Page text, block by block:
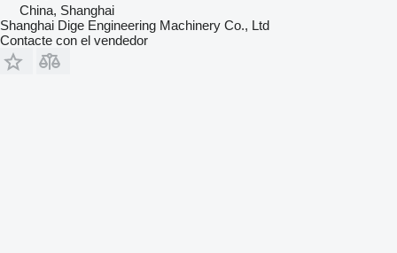
China, Shanghai
Shanghai Dige Engineering Machinery Co., Ltd
Contacte con el vendedor